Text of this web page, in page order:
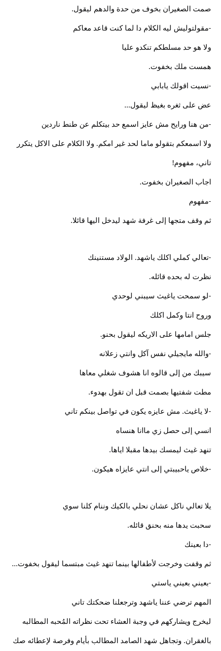
صمت الصغيران بخوف من حدة والدهم ليقول.
-مقولتوليش ليه الكلام دا لما كنت قاعد معاكم
ولا هو حد مسلطكم تنكدو عليا
همست ملك بخفوت.
-نسيت اقولك يابابي
عض على ثغره بغيظ ليقول...
-من هنا ورايح مش عايز اسمع حد بيتكلم عن طنط ناردين
ولا اسمعكم بتقولو ماما لحد غير امكم. ولا الكلام على الاكل يتكرر
تاني، مفهوم!
اجاب الصغيران بخفوت.
-مفهوم
ثم وقف متجها إلى غرفة شهد ليدخل اليها قائلا.
-تعالي كملي اكلك ياشهد. الولاد مستنينك
نظرت له بحده قائله.
-لو سمحت ياغيث سيبني لوحدي
وروح انتا وكمل اكلك
جلس امامها على الاريكه ليقول بحنو.
-والله مايجيلي نفس آكل وانتي زعلانه
سيبك من إلى قالوه انا هشوف شغلي معاها
مطت شفتيها بصمت قبل ان تقول بهدوء.
-لا ياغيث. مش عايزه يكون في تواصل بينكم تاني
انسي إلى حصل زي ماانا هنساه
تنهد غيث ليمسك بيدها مقبلا اياها.
-خلاص ياحبيبتي إلى انتي عايزاه هيكون.
يلا تعالي ناكل عشان نحلي بالكيك وننام كلنا سوي
سحبت يدها منه بحنق قائله.
-دا بعينك
ثم وقفت وخرجت لأطفالها بينما تنهد غيث مبتسما ليقول بخفوت...
-بعيني بعيني ياستي
المهم ترضي عننا ياشهد وترجعلنا ضحكتك تاني
ليخرج ويشاركهم في وجبة العشاء تحت نظراته المُحبه المطالبه
بالغقران. وتجاهل شهد الصامد المطالب بأيام وفرصة لإعطائه صك